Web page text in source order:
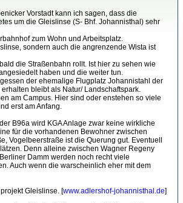
Vorstadt kann ich sagen, dass die
um die Gleislinse (S- Bhf. Johannisthal) sehr
zum Wohn und Arbeitsplatz.
sondern auch die angrenzende Wista ist
die Straßenbahn rollt. Ist hier zu sehen wie
haben und die weiter tun.
der ehemalige Flugplatz Johannistahl der
bleibt als Natur/ Landschaftspark.
am Campus. Hier sind oder enstehen so viele
erst am Anfang.
B96a wird KGA Anlage zwar keine wirkliche
für die vorhandenen Bewohner zwischen
Vogelbeerstraße ist die Querung gut. Eventuell
Denn alleine zwischen Wagner Regeny
Damm werden noch recht viele
Auch wenn die warscheinlich eher mit dem
Gleislinse. [www.adlershof-johannisthal.de]